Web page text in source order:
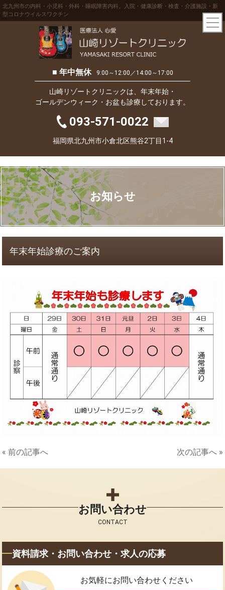
北九州市の内科・小児科・外科・睡眠障害内科。入院・健康診断・検査・介護施設・新
型コロナウイルスワクチン
■ 年中無休 9:00～12:00／14:00～17:00
山崎リゾートクリニックは、年末年始・
ゴールデンウィーク・お盆も診療しております。
093-571-0022
福岡県北九州市小倉北区熊谷2丁目1-4
お知らせ
年末年始診療のご案内
« 前の記事へ 次の記事へ »
お問い合わせ
CONTACT
資料請求・お問い合わせ・求人の応募
お気軽にお問い合わせください